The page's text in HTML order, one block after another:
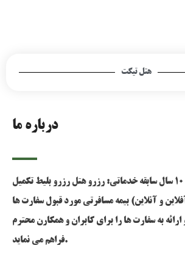
هتل تیکت
درباره ما
هتل تیکت با بیش از 10 سال سابقه خدماتی: رزرو هتل رزرو بلیط تکمیل
و آنلاین) بیمه مسافرتی مورد قبول سفارت ها
به سفارت ها را برای کابران و همکارن محترم
فراهم می نماید.